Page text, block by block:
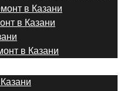
в Казани
в Казани
в Казани